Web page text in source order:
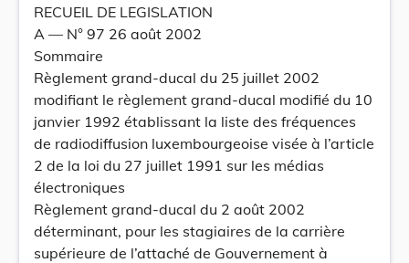
RECUEIL DE LEGISLATION
A –– N° 97 26 août 2002
Sommaire
Règlement grand-ducal du 25 juillet 2002
modifiant le règlement grand-ducal modifié du 10
janvier 1992 établissant la liste des fréquences
de radiodiffusion luxembourgeoise visée à l’article
2 de la loi du 27 juillet 1991 sur les médias
électroniques
Règlement grand-ducal du 2 août 2002
déterminant, pour les stagiaires de la carrière
supérieure de l’attaché de Gouvernement à